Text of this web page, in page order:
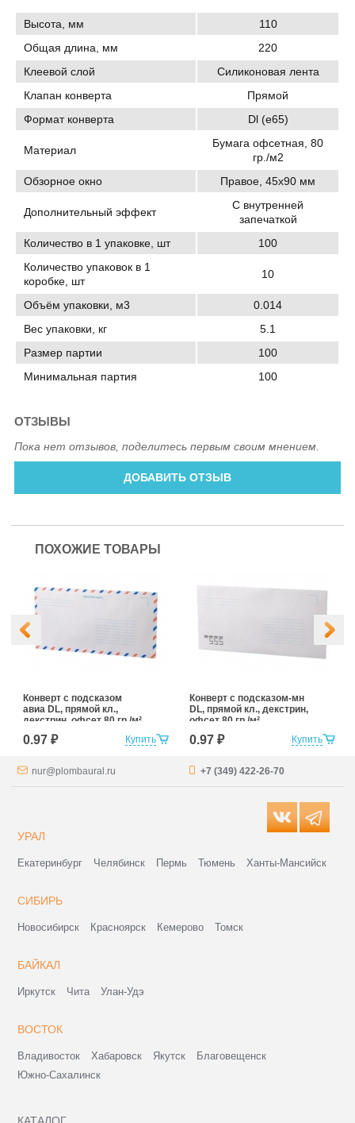
Высота, мм
110
Общая длина, мм
220
Клеевой слой
Силиконовая лента
Клапан конверта
Прямой
Формат конверта
Dl (e65)
Материал
Бумага офсетная, 80
гр./м2
Обзорное окно
Правое, 45х90 мм
Дополнительный эффект
С внутренней
запечаткой
Количество в 1 упаковке, шт
100
Количество упаковок в 1
коробке, шт
10
Объём упаковки, м3
0.014
Вес упаковки, кг
5.1
Размер партии
100
Минимальная партия
100
ОТЗЫВЫ
Пока нет отзывов, поделитесь первым своим мнением.
ДОБАВИТЬ ОТЗЫВ
ПОХОЖИЕ ТОВАРЫ
Купить
Конверт с подсказом
авиа DL, прямой кл.,
декстрин, офсет 80 гр./м²
0.97 ₽ Купить
Конверт с подсказом-мн
DL, прямой кл., декстрин,
офсет 80 гр./м²
0.97 ₽
nur@plombaural.ru +7 (349) 422-26-70
УРАЛ
Екатеринбург Челябинск Пермь Тюмень Ханты-Мансийск
СИБИРЬ
Новосибирск Красноярск Кемерово Томск
БАЙКАЛ
Иркутск Чита Улан-Удэ
ВОСТОК
Владивосток Хабаровск Якутск
Благовещенск
Южно-Сахалинск